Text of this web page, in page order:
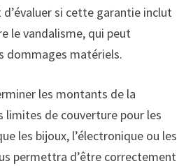
si cette garantie inclut
le vandalisme, qui peut
dommages matériels.
les montants de la
limites de couverture pour les
les bijoux, l’électronique ou les
permettra d’être correctement